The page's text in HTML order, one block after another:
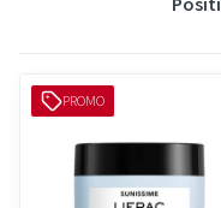
PROMO